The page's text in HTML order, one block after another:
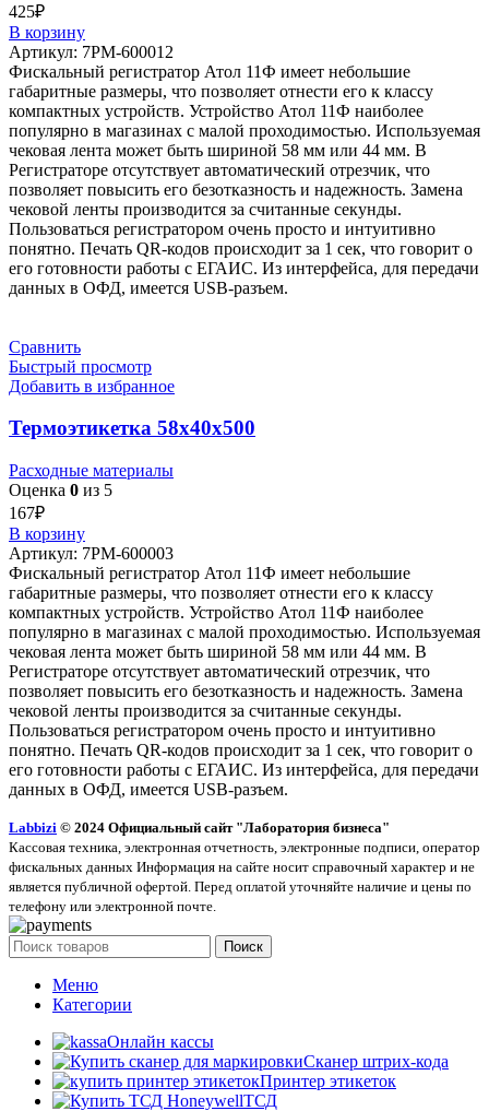
425₽
В корзину
Артикул: 7РМ-600012
Фискальный регистратор Атол 11Ф имеет небольшие
габаритные размеры, что позволяет отнести его к классу
компактных устройств. Устройство Атол 11Ф наиболее
популярно в магазинах с малой проходимостью. Используемая
чековая лента может быть шириной 58 мм или 44 мм. В
Регистраторе отсутствует автоматический отрезчик, что
позволяет повысить его безотказность и надежность. Замена
чековой ленты производится за считанные секунды.
Пользоваться регистратором очень просто и интуитивно
понятно. Печать QR-кодов происходит за 1 сек, что говорит о
его готовности работы с ЕГАИС. Из интерфейса, для передачи
данных в ОФД, имеется USB-разъем.
Сравнить
Быстрый просмотр
Добавить в избранное
Термоэтикетка 58х40х500
Расходные материалы
Оценка 0 из 5
167₽
В корзину
Артикул: 7РМ-600003
Фискальный регистратор Атол 11Ф имеет небольшие
габаритные размеры, что позволяет отнести его к классу
компактных устройств. Устройство Атол 11Ф наиболее
популярно в магазинах с малой проходимостью. Используемая
чековая лента может быть шириной 58 мм или 44 мм. В
Регистраторе отсутствует автоматический отрезчик, что
позволяет повысить его безотказность и надежность. Замена
чековой ленты производится за считанные секунды.
Пользоваться регистратором очень просто и интуитивно
понятно. Печать QR-кодов происходит за 1 сек, что говорит о
его готовности работы с ЕГАИС. Из интерфейса, для передачи
данных в ОФД, имеется USB-разъем.
Labbizi © 2024 Официальный сайт "Лаборатория бизнеса"
Кассовая техника, электронная отчетность, электронные подписи, оператор
фискальных данных Информация на сайте носит справочный характер и не
является публичной офертой. Перед оплатой уточняйте наличие и цены по
телефону или электронной почте.
Поиск
Меню
Категории
Онлайн кассы
Сканер штрих-кода
Принтер этикеток
ТСД